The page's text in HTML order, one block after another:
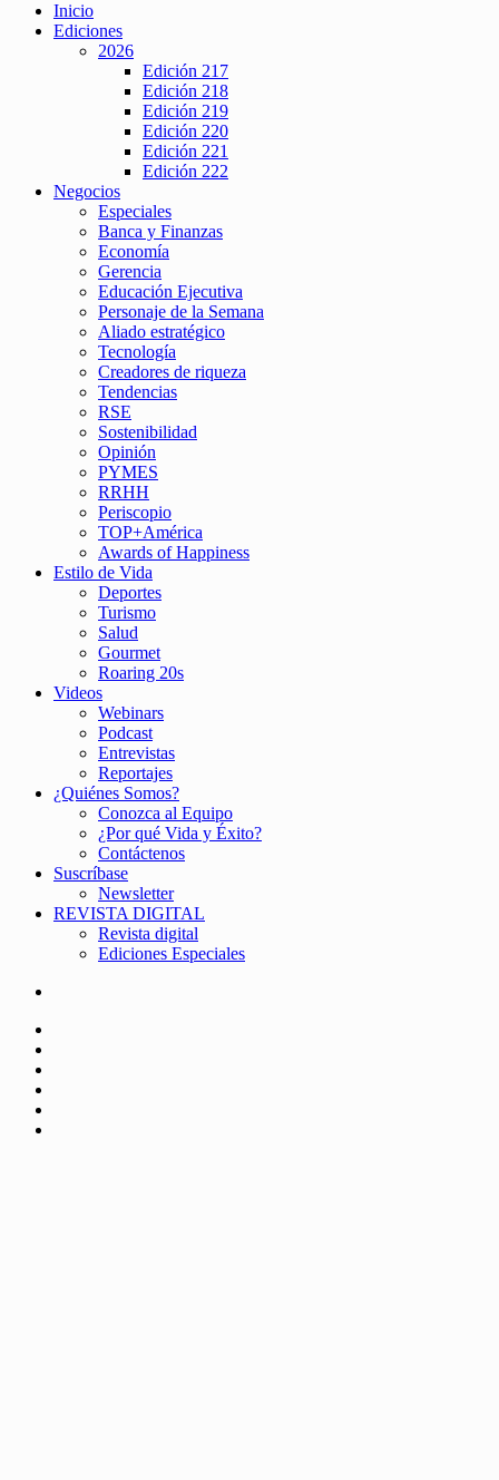
Inicio
Ediciones
2026
Edición 217
Edición 218
Edición 219
Edición 220
Edición 221
Edición 222
Negocios
Especiales
Banca y Finanzas
Economía
Gerencia
Educación Ejecutiva
Personaje de la Semana
Aliado estratégico
Tecnología
Creadores de riqueza
Tendencias
RSE
Sostenibilidad
Opinión
PYMES
RRHH
Periscopio
TOP+América
Awards of Happiness
Estilo de Vida
Deportes
Turismo
Salud
Gourmet
Roaring 20s
Videos
Webinars
Podcast
Entrevistas
Reportajes
¿Quiénes Somos?
Conozca al Equipo
¿Por qué Vida y Éxito?
Contáctenos
Suscríbase
Newsletter
REVISTA DIGITAL
Revista digital
Ediciones Especiales